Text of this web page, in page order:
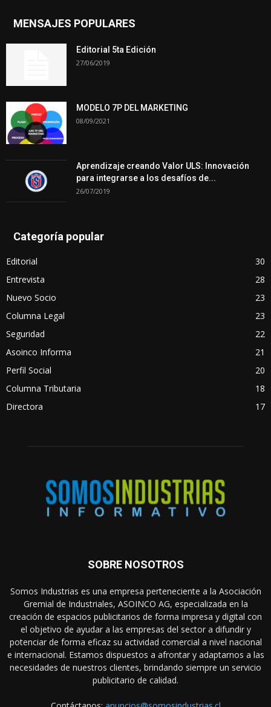
MENSAJES POPULARES
Editorial 5ta Edición
27/06/2019
MODELO 7P DEL MARKETING
08/09/2021
Aprendizaje creando Valor ULS: Innovación
para integrarse a los desafíos de...
26/07/2019
Categoría popular
Editorial
30
Entrevista
28
Nuevo Socio
23
Columna Legal
23
Seguridad
22
Asoinco Informa
21
Perfil Social
20
Columna Tributaria
18
Directora
17
SOBRE NOSOTROS
Somos Industrias es una empresa perteneciente a la Asociación
Gremial de Industriales, ASOINCO AG, especializada en la
creación de espacios publicitarios de forma impresa y digital con
el objetivo de ayudar a las empresas del sector a difundir y
potenciar de forma eficaz su actividad comercial a nivel nacional
e internacional. Estamos dispuestos a afrontar y adaptarnos a las
necesidades de nuestros clientes, brindando siempre un servicio
publicitario de calidad.